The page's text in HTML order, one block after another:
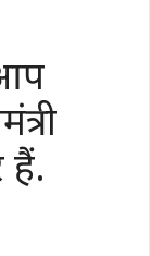
हैं.